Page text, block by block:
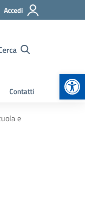
Accedi
Contatti
e